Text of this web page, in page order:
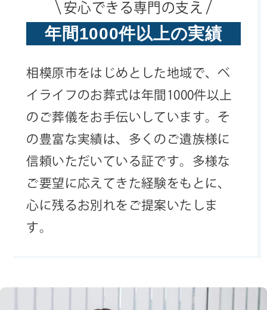
安心できる専門の支え
年間1000件以上の実績
相模原市をはじめとした地域で、ベ
イライフのお葬式は年間1000件以上
のご葬儀をお手伝いしています。そ
の豊富な実績は、多くのご遺族様に
信頼いただいている証です。多様な
ご要望に応えてきた経験をもとに、
心に残るお別れをご提案いたしま
す。